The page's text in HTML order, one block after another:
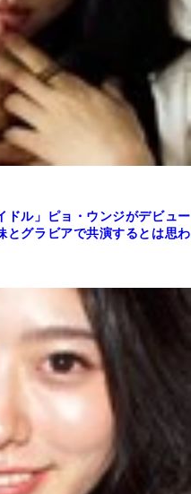
ドル」ピョ・ウンジがデビュー
とグラビアで共演するとは思わ